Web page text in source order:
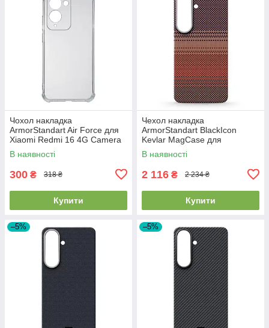
Чохол накладка
ArmorStandart Air Force для
Xiaomi Redmi 16 4G Camera
cover Clear (ARM90951)
В наявності
300 ₴ 318 ₴
Купити
Чехол накладка
ArmorStandart BlackIcon
Kevlar MagCase для
Samsung S26 Sunset
(ARM90156)
В наявності
2 116 ₴ 2 234 ₴
Купити
–5% –5%